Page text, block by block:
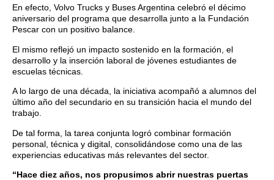
En efecto, Volvo Trucks y Buses Argentina celebró el décimo
aniversario del programa que desarrolla junto a la Fundación
Pescar con un positivo balance.
El mismo reflejó un impacto sostenido en la formación, el
desarrollo y la inserción laboral de jóvenes estudiantes de
escuelas técnicas.
A lo largo de una década, la iniciativa acompañó a alumnos del
último año del secundario en su transición hacia el mundo del
trabajo.
De tal forma, la tarea conjunta logró combinar formación
personal, técnica y digital, consolidándose como una de las
experiencias educativas más relevantes del sector.
“Hace diez años, nos propusimos abrir nuestras puertas